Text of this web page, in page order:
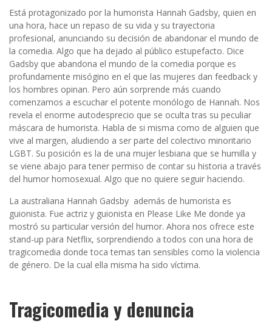
Está protagonizado por la humorista Hannah Gadsby, quien en
una hora, hace un repaso de su vida y su trayectoria
profesional, anunciando su decisión de abandonar el mundo de
la comedia. Algo que ha dejado al público estupefacto. Dice
Gadsby que abandona el mundo de la comedia porque es
profundamente misógino en el que las mujeres dan feedback y
los hombres opinan. Pero aún sorprende más cuando
comenzamos a escuchar el potente monólogo de Hannah. Nos
revela el enorme autodesprecio que se oculta tras su peculiar
máscara de humorista. Habla de si misma como de alguien que
vive al margen, aludiendo a ser parte del colectivo minoritario
LGBT. Su posición es la de una mujer lesbiana que se humilla y
se viene abajo para tener permiso de contar su historia a través
del humor homosexual. Algo que no quiere seguir haciendo.
La australiana Hannah Gadsby además de humorista es
guionista. Fue actriz y guionista en Please Like Me donde ya
mostró su particular versión del humor. Ahora nos ofrece este
stand-up para Netflix, sorprendiendo a todos con una hora de
tragicomedia donde toca temas tan sensibles como la violencia
de género. De la cual ella misma ha sido víctima.
Tragicomedia y denuncia